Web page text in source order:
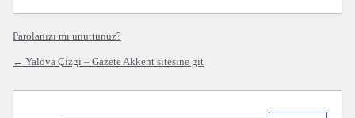
Parolanızı mı unuttunuz?
← Yalova Çizgi – Gazete Akkent sitesine git